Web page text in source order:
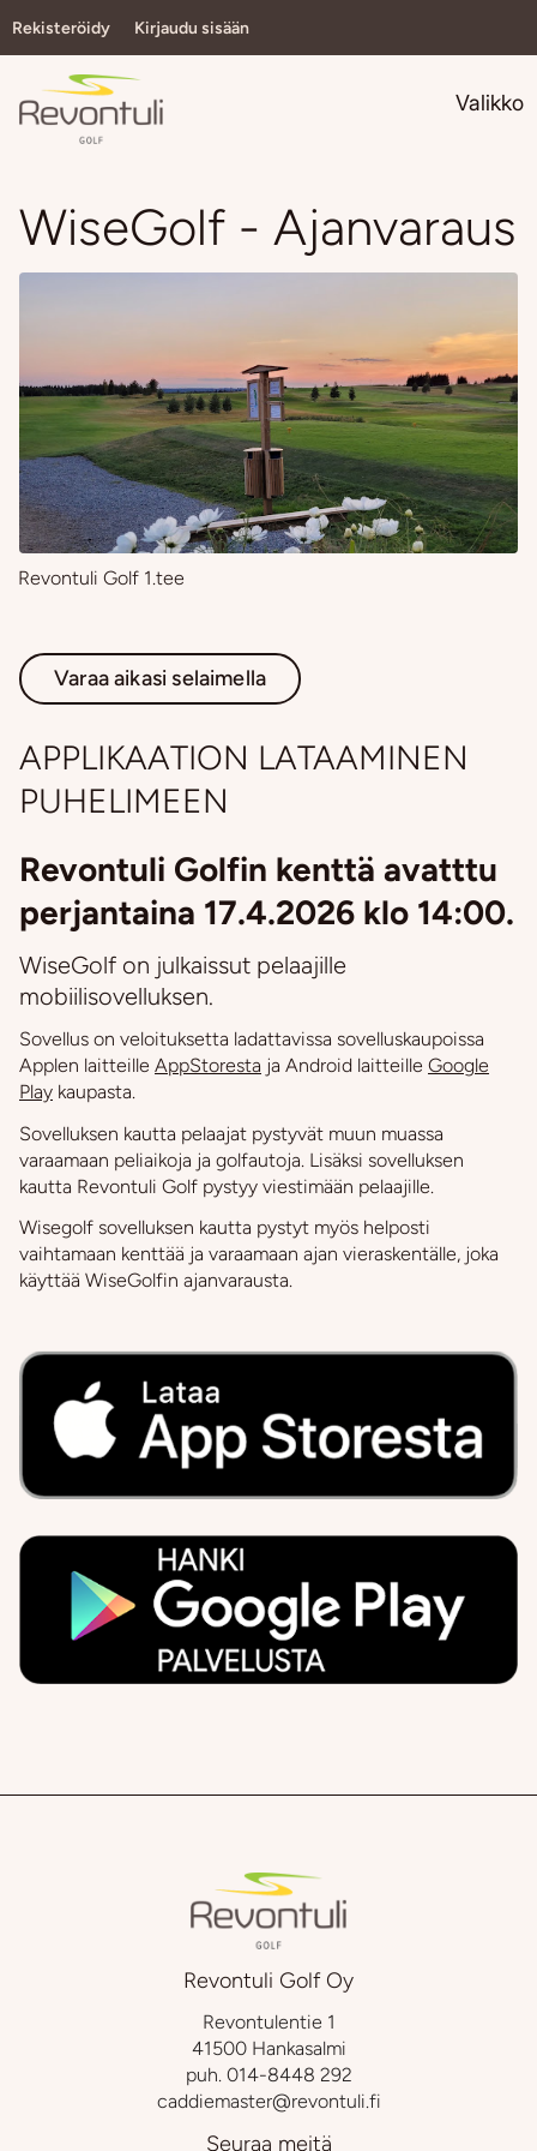
Rekisteröidy Kirjaudu sisään
Valikko
WiseGolf - Ajanvaraus
Revontuli Golf 1.tee
Varaa aikasi selaimella
​​​​​​​APPLIKAATION LATAAMINEN
PUHELIMEEN​​​​​​​
Revontuli Golfin kenttä avatttu
perjantaina 17.4.2026 klo 14:00.
WiseGolf on julkaissut pelaajille
mobiilisovelluksen.
Sovellus on veloituksetta ladattavissa sovelluskaupoissa
Applen laitteille AppStoresta ja Android laitteille Google
Play kaupasta.
Sovelluksen kautta pelaajat pystyvät muun muassa
varaamaan peliaikoja ja golfautoja. Lisäksi sovelluksen
kautta Revontuli Golf pystyy viestimään pelaajille.
Wisegolf sovelluksen kautta pystyt myös helposti
vaihtamaan kenttää ja varaamaan ajan vieraskentälle, joka
käyttää WiseGolfin ajanvarausta.
Revontuli Golf Oy
Revontulentie 1
41500 Hankasalmi
puh. 014-8448 292
caddiemaster@revontuli.fi
Seuraa meitä